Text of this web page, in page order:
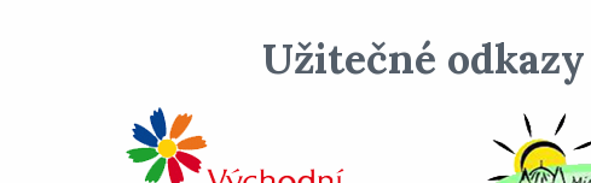
Užitečné odkazy